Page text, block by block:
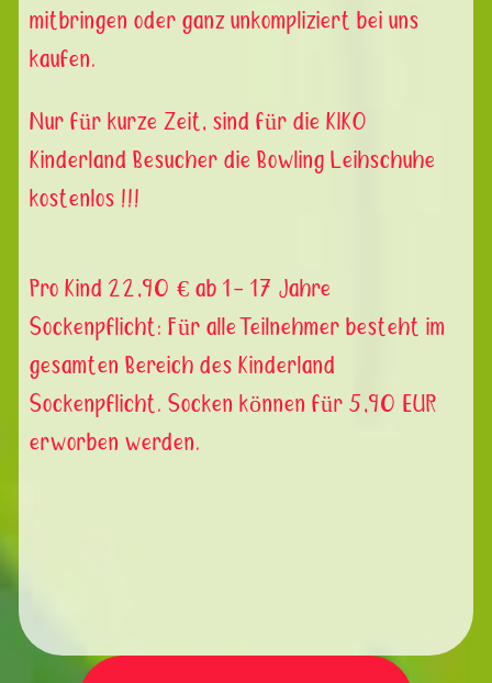
mitbringen oder ganz unkompliziert bei uns
kaufen.
Nur für kurze Zeit, sind für die KIKO
Kinderland Besucher die Bowling Leihschuhe
kostenlos !!!
Pro Kind 22,90 € ab 1- 17 Jahre
Sockenpflicht: Für alle Teilnehmer besteht im
gesamten Bereich des Kinderland
Sockenpflicht. Socken können für 5,90 EUR
erworben werden.